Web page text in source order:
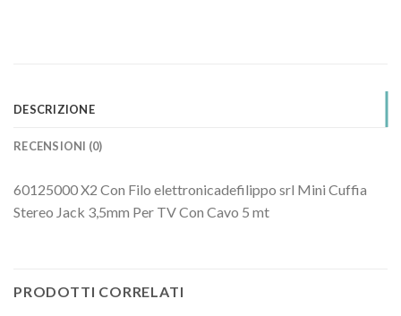
DESCRIZIONE
RECENSIONI (0)
60125000 X2 Con Filo elettronicadefilippo srl Mini Cuffia
Stereo Jack 3,5mm Per TV Con Cavo 5 mt
PRODOTTI CORRELATI